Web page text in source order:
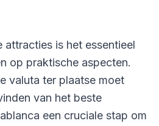
attracties is het essentieel
op praktische aspecten.
valuta ter plaatse moet
van het beste
een cruciale stap om